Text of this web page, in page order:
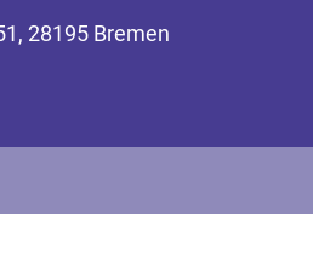
28195 Bremen